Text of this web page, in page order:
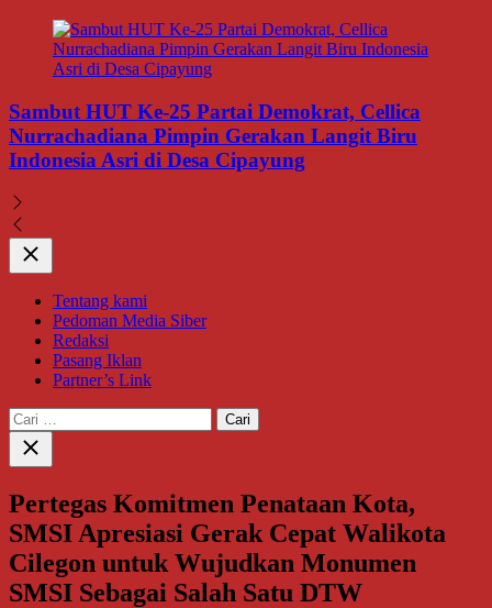
Sambut HUT Ke-25 Partai Demokrat, Cellica
Nurrachadiana Pimpin Gerakan Langit Biru
Indonesia Asri di Desa Cipayung
Close
Tentang kami
Pedoman Media Siber
Redaksi
Pasang Iklan
Partner’s Link
Cari
untuk:
Close
search
Pertegas Komitmen Penataan Kota,
SMSI Apresiasi Gerak Cepat Walikota
Cilegon untuk Wujudkan Monumen
SMSI Sebagai Salah Satu DTW